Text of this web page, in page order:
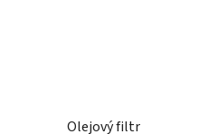
Olejový filtr